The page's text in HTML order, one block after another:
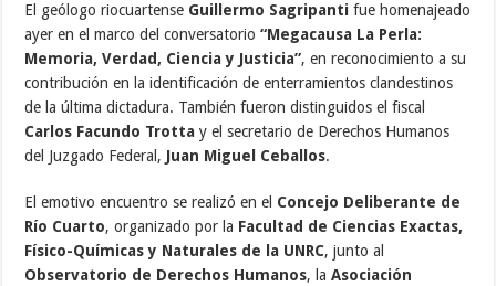
El geólogo riocuartense Guillermo Sagripanti fue homenajeado
ayer en el marco del conversatorio“Megacausa La Perla:
Memoria, Verdad, Ciencia y Justicia”, en reconocimiento a su
contribución en la identificación de enterramientos clandestinos
de la última dictadura. También fueron distinguidos el fiscal
Carlos Facundo Trotta y el secretario de Derechos Humanos
del Juzgado Federal, Juan Miguel Ceballos.
El emotivo encuentro se realizó en el Concejo Deliberante de
Río Cuarto, organizado por la Facultad de Ciencias Exactas,
Físico-Químicas y Naturales de la UNRC, junto al
Observatorio de Derechos Humanos, laAsociación